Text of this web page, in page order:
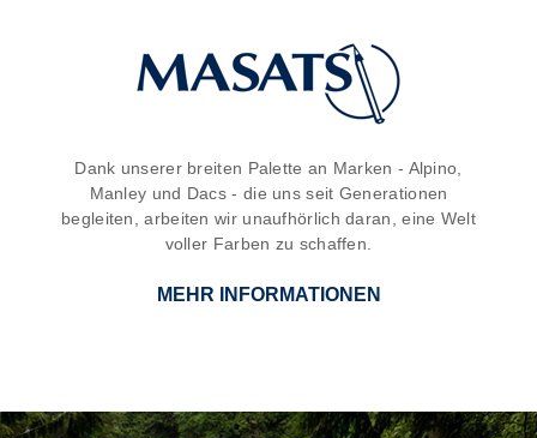
Dank unserer breiten Palette an Marken - Alpino,
Manley und Dacs - die uns seit Generationen
begleiten, arbeiten wir unaufhörlich daran, eine Welt
voller Farben zu schaffen.
MEHR INFORMATIONEN